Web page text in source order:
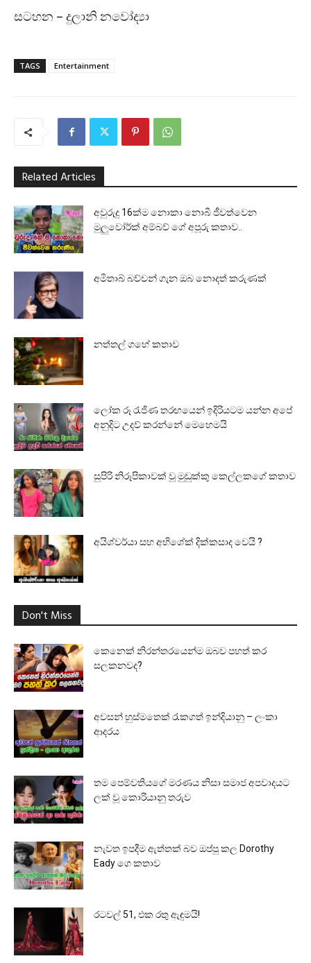
සටහන – දුලානි නවෝද්‍යා
TAGS Entertainment
Related Articles
අවුරුදු 16ක්ම නොකා නොබී ජීවත්වෙන
මුලුවෝර්ක් අම්බව් ගේ අපූරු කතාව..
අමිතාබ් බච්චන් ගැන ඔබ නොදත් කරුණක්
නත්තල් ගහේ කතාව
ලෝක රූ රැජිණ තරඟයෙන් ඉදිරියටම යන්න අපේ
අනුදිට උදව් කරන්නේ මෙහෙමයි
සුපිරි නිරූපිකාවක් වූ මුඩුක්කු කෙල්ලකගේ කතාව
අයිශ්වර්යා සහ අභිශේක් දික්කසාද වෙයි ?
Don't Miss
කෙනෙක් නිරන්තරයෙන්ම ඔබව පහත් කර
සලකනවද?
අවසන් හුස්මතෙක් රැකගත් ඉන්දියානු – ලංකා
ආදරය
තම පෙම්වතියගේ මරණය නිසා සමාජ අපවාදයට
ලක් වූ කොරියානු තරුව
නැවත ඉපදීම ඇත්තක් බව ඔප්පු කල Dorothy
Eady ගෙ කතාව
රටවල් 51, එක රතු ඇඳුමයි!